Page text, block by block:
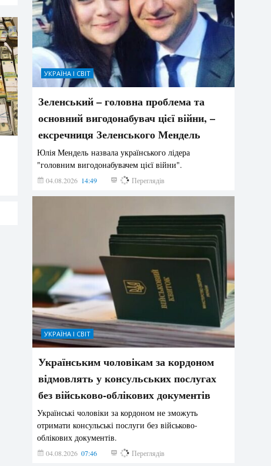
УКРАЇНА І СВІТ
Зеленський – головна проблема та
основний вигодонабувач цієї війни, –
ексречниця Зеленського Мендель
Юлія Мендель назвала українського лідера
"головним вигодонабувачем цієї війни".
04.08.2026 14:49 155 Переглядів
УКРАЇНА І СВІТ
Українським чоловікам за кордоном
відмовлять у консульських послугах
без військово-облікових документів
Українські чоловіки за кордоном не зможуть
отримати консульські послуги без військово-
облікових документів.
04.08.2026 07:46 142 Переглядів